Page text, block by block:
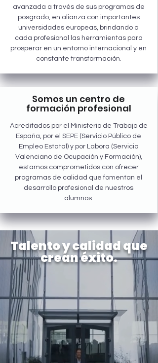
avanzada a través de sus programas de
posgrado, en alianza con importantes
universidades europeas, brindando a
cada profesional las herramientas para
prosperar en un entorno internacional y en
constante transformación.
Somos un centro de
formación profesional
Acreditados por el Ministerio de Trabajo de
España, por el SEPE (Servicio Público de
Empleo Estatal) y por Labora (Servicio
Valenciano de Ocupación y Formación),
estamos comprometidos con ofrecer
programas de calidad que fomentan el
desarrollo profesional de nuestros
alumnos.
Talento y calidad que
crean éxito.